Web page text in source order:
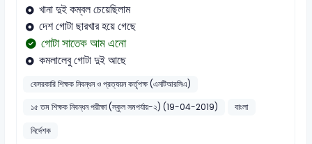
খানা দুই কম্বল চেয়েছিলাম
দেশ গোটা ছারখার হয়ে গেছে
গোটা সাতেক আম এনো
কমলালেবু গোটা দুই আছে
বেসরকারি শিক্ষক নিবন্ধন ও প্রত্যয়ন কর্তৃপক্ষ (এনটিআরসিএ)
১৫ তম শিক্ষক নিবন্ধন পরীক্ষা (স্কুল সমপর্যায়-২) (19-04-2019)
বাংলা
নির্দেশক